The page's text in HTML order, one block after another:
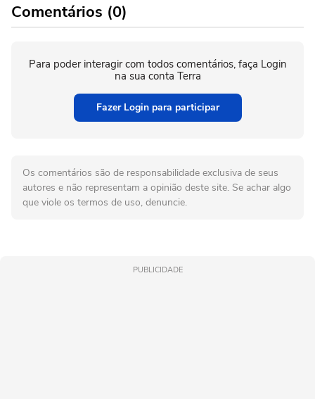
Comentários (0)
Para poder interagir com todos comentários, faça Login
na sua conta Terra
Fazer Login para participar
Os comentários são de responsabilidade exclusiva de seus
autores e não representam a opinião deste site. Se achar algo
que viole os termos de uso, denuncie.
PUBLICIDADE